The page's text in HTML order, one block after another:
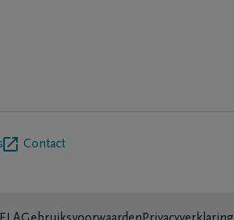
Contact